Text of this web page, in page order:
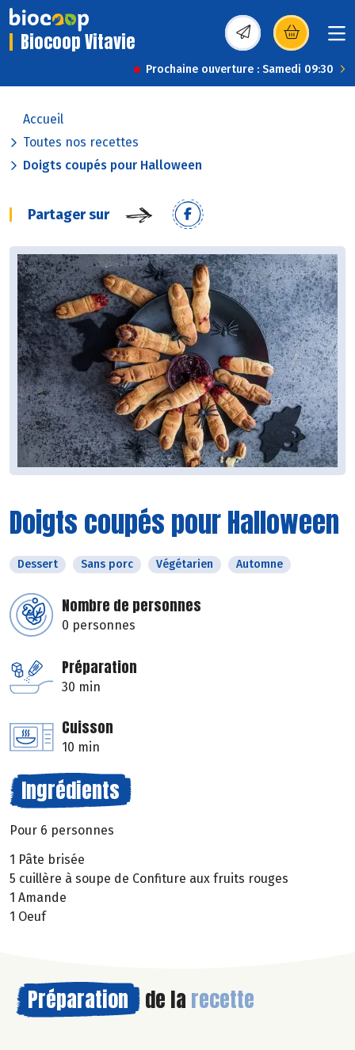
Biocoop Vitavie (s’ouvre dans une
Prochaine ouverture : Samedi 09:30
Accueil
Toutes nos recettes
Doigts coupés pour Halloween
Partager sur
Doigts coupés pour Halloween
Dessert Sans porc Végétarien Automne
Nombre de personnes
0 personnes
Préparation
30 min
Cuisson
10 min
Ingrédients
Pour 6 personnes
1 Pâte brisée
5 cuillère à soupe de Confiture aux fruits rouges
1 Amande
1 Oeuf
Préparation de la recette